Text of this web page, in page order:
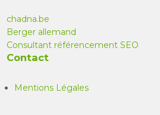
chadna.be
Berger allemand
Consultant référencement SEO
Contact
Mentions Légales